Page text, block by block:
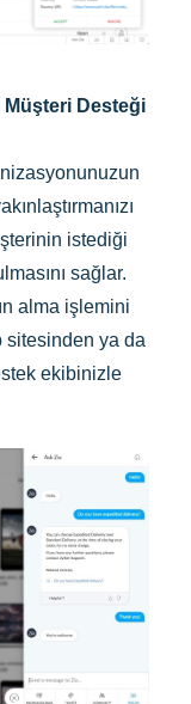
Müşteri Desteği
istediği
sağlar.
alma işlemini
ya da
ekibinizle